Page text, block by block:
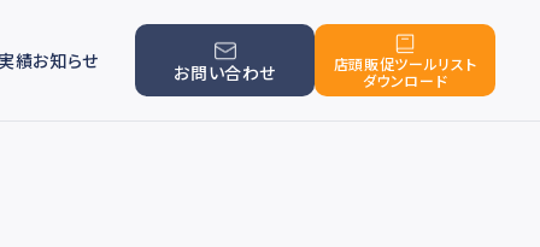
績お知らせ
お問い合わせ
店頭販促ツールリスト
ダウンロード